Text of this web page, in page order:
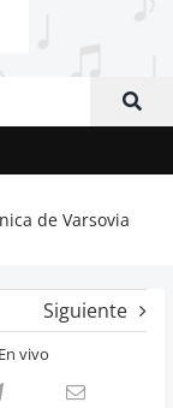
de Varsovia
Siguiente
En vivo